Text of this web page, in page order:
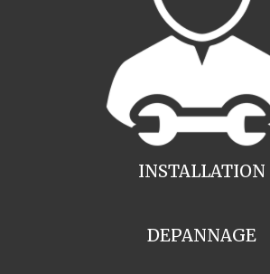
INSTALLATION
DEPANNAGE